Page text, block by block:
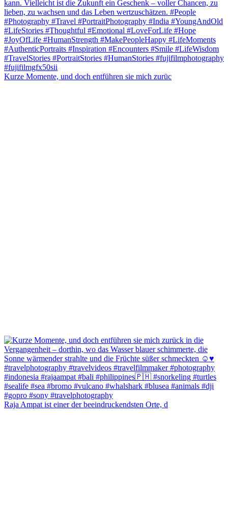
Kurze Momente, und doch entführen sie mich zurüc
Raja Ampat ist einer der beeindruckendsten Orte, d